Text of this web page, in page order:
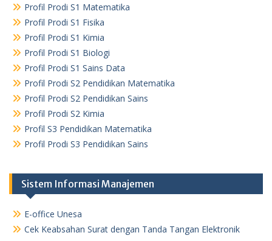
Profil Prodi S1 Matematika
Profil Prodi S1 Fisika
Profil Prodi S1 Kimia
Profil Prodi S1 Biologi
Profil Prodi S1 Sains Data
Profil Prodi S2 Pendidikan Matematika
Profil Prodi S2 Pendidikan Sains
Profil Prodi S2 Kimia
Profil S3 Pendidikan Matematika
Profil Prodi S3 Pendidikan Sains
Sistem Informasi Manajemen
E-office Unesa
Cek Keabsahan Surat dengan Tanda Tangan Elektronik